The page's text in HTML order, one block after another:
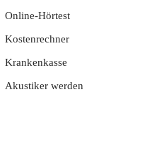
Online-Hörtest
Kostenrechner
Krankenkasse
Akustiker werden